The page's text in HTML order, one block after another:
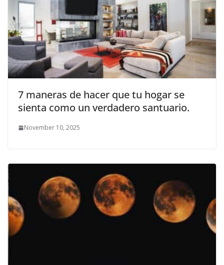
7 maneras de hacer que tu hogar se
sienta como un verdadero santuario.
November 10, 2025